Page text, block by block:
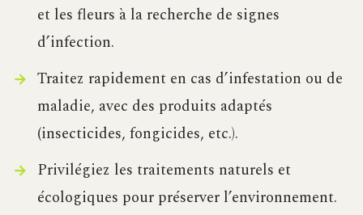
et les fleurs à la recherche de signes
d’infection.
Traitez rapidement en cas d’infestation ou de
maladie, avec des produits adaptés
(insecticides, fongicides, etc.).
Privilégiez les traitements naturels et
écologiques pour préserver l’environnement.